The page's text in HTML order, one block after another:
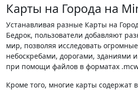
Карты на Города на
Устанавливая разные Карты на
Бедрок, пользователи добавляют
мир, позволяя исследовать
небоскребами, дорогами, зданиями
при помощи файлов в форматах
Кроме того, многие карты содержат